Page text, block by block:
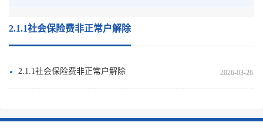
2.1.1社会保险费非正常户解除
2.1.1社会保险费非正常户解除 2026-03-26